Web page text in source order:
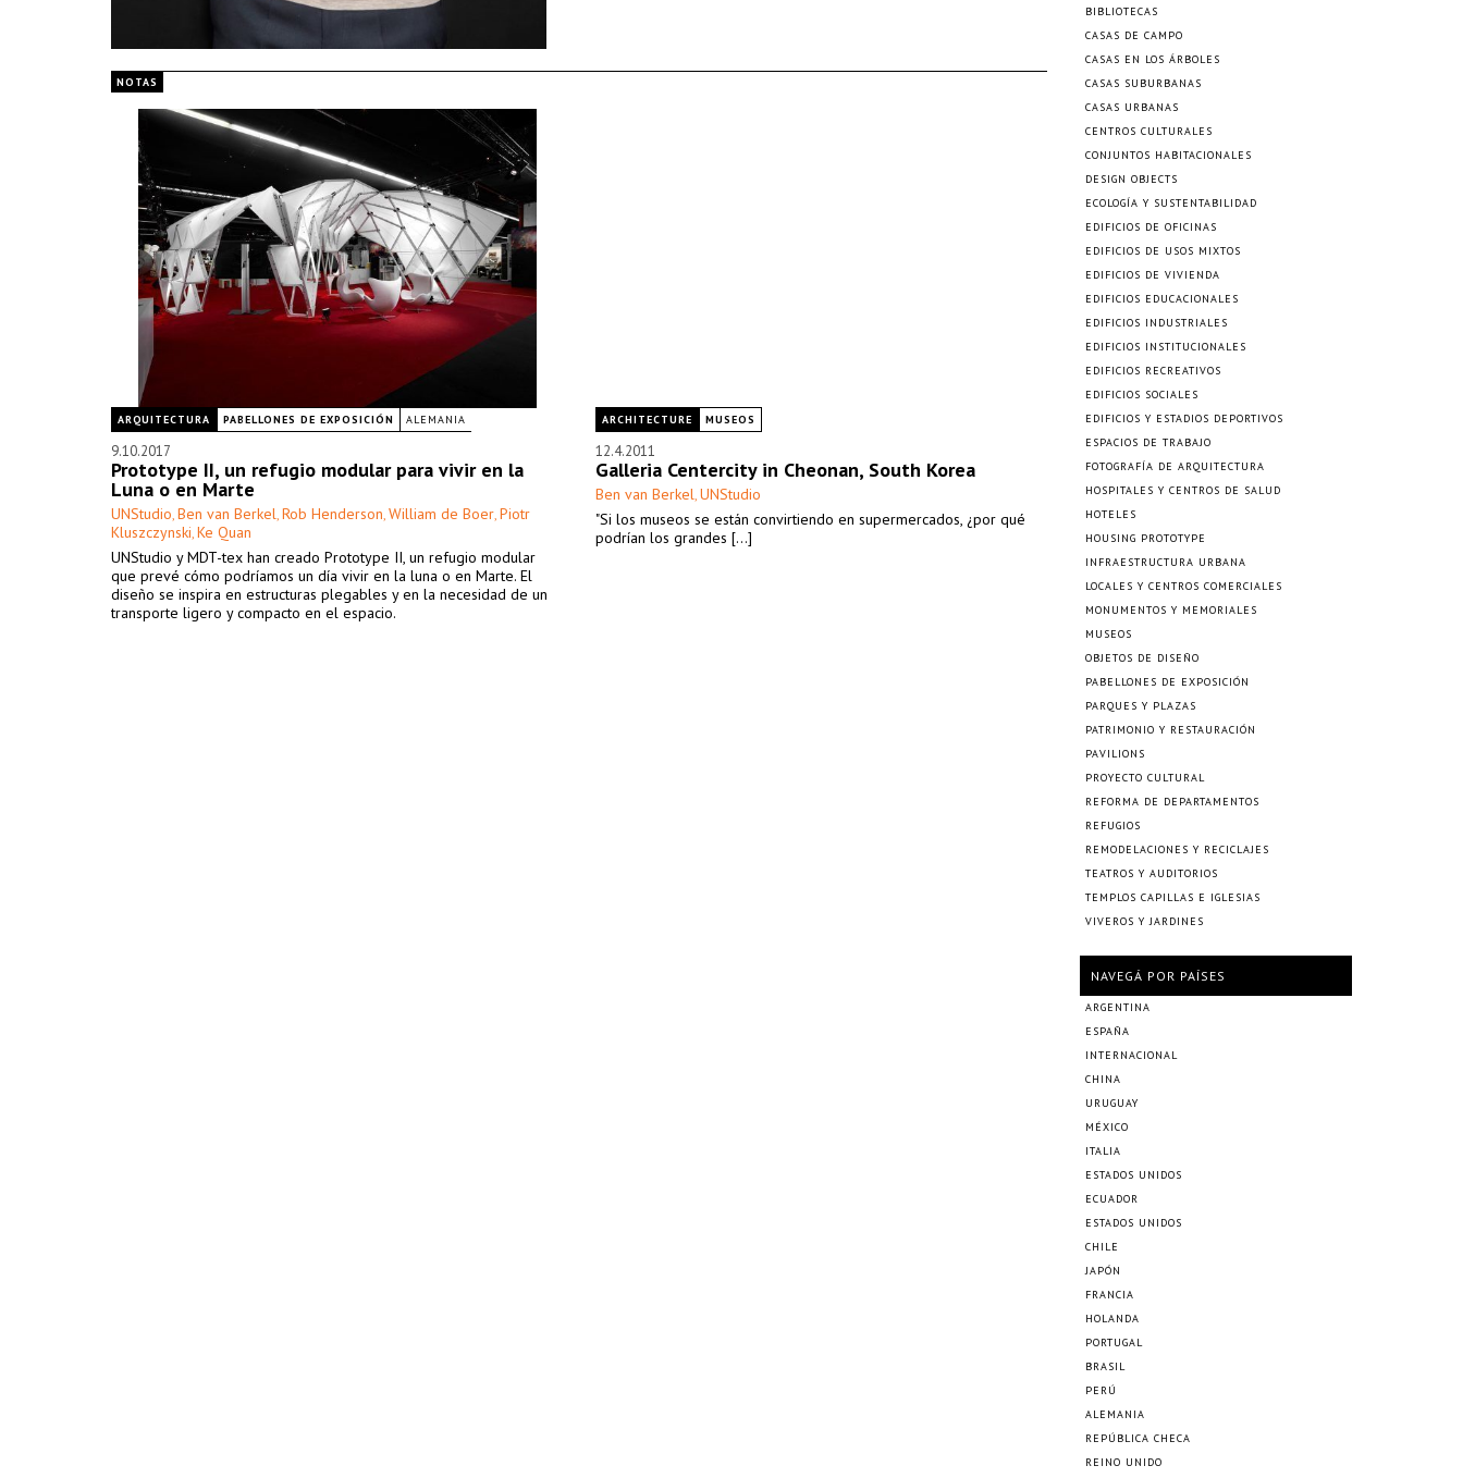
NOTAS
ARQUITECTURA PABELLONES DE EXPOSICIÓN ALEMANIA
9.10.2017
Prototype II, un refugio modular para vivir en la
Luna o en Marte
UNStudio, Ben van Berkel, Rob Henderson, William de Boer, Piotr
Kluszczynski, Ke Quan
UNStudio y MDT-tex han creado Prototype II, un refugio modular
que prevé cómo podríamos un día vivir en la luna o en Marte. El
diseño se inspira en estructuras plegables y en la necesidad de un
transporte ligero y compacto en el espacio.
ARCHITECTURE MUSEOS
12.4.2011
Galleria Centercity in Cheonan, South Korea
Ben van Berkel, UNStudio
"Si los museos se están convirtiendo en supermercados, ¿por qué
podrían los grandes [...]
BIBLIOTECAS
CASAS DE CAMPO
CASAS EN LOS ÁRBOLES
CASAS SUBURBANAS
CASAS URBANAS
CENTROS CULTURALES
CONJUNTOS HABITACIONALES
DESIGN OBJECTS
ECOLOGÍA Y SUSTENTABILIDAD
EDIFICIOS DE OFICINAS
EDIFICIOS DE USOS MIXTOS
EDIFICIOS DE VIVIENDA
EDIFICIOS EDUCACIONALES
EDIFICIOS INDUSTRIALES
EDIFICIOS INSTITUCIONALES
EDIFICIOS RECREATIVOS
EDIFICIOS SOCIALES
EDIFICIOS Y ESTADIOS DEPORTIVOS
ESPACIOS DE TRABAJO
FOTOGRAFÍA DE ARQUITECTURA
HOSPITALES Y CENTROS DE SALUD
HOTELES
HOUSING PROTOTYPE
INFRAESTRUCTURA URBANA
LOCALES Y CENTROS COMERCIALES
MONUMENTOS Y MEMORIALES
MUSEOS
OBJETOS DE DISEÑO
PABELLONES DE EXPOSICIÓN
PARQUES Y PLAZAS
PATRIMONIO Y RESTAURACIÓN
PAVILIONS
PROYECTO CULTURAL
REFORMA DE DEPARTAMENTOS
REFUGIOS
REMODELACIONES Y RECICLAJES
TEATROS Y AUDITORIOS
TEMPLOS CAPILLAS E IGLESIAS
VIVEROS Y JARDINES
NAVEGÁ POR PAÍSES
ARGENTINA
ESPAÑA
INTERNACIONAL
CHINA
URUGUAY
MÉXICO
ITALIA
ESTADOS UNIDOS
ECUADOR
ESTADOS UNIDOS
CHILE
JAPÓN
FRANCIA
HOLANDA
PORTUGAL
BRASIL
PERÚ
ALEMANIA
REPÚBLICA CHECA
REINO UNIDO